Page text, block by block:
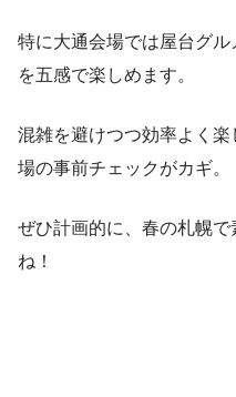
特に大通会場では屋台グ
を五感で楽しめます。
混雑を避けつつ効率よく
場の事前チェックがカギ。
ぜひ計画的に、春の札幌
ね！